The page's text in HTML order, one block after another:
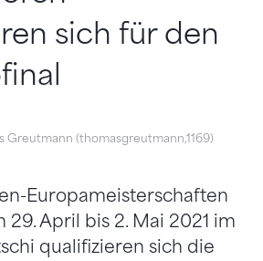
sich für den
Greutmann (thomasgreutmann,1169)
Europameisterschaften
29. April bis 2. Mai 2021 im
qualifizieren sich die